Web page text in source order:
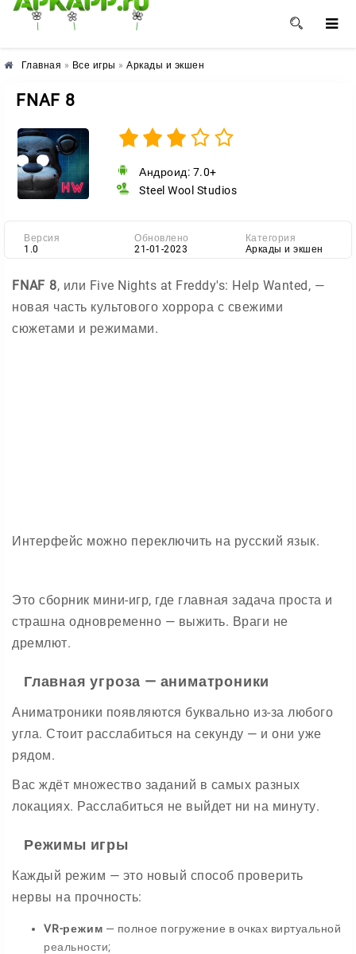
🌸 🌼 🌺
Главная » Все игры » Аркады и экшен
FNAF 8
Андроид: 7.0+
Steel Wool Studios
Версия
1.0
Обновлено
21-01-2023
Категория
Аркады и экшен
FNAF 8, или Five Nights at Freddy's: Help Wanted, —
новая часть культового хоррора с свежими
сюжетами и режимами.
Интерфейс можно переключить на русский язык.
Это сборник мини-игр, где главная задача проста и
страшна одновременно — выжить. Враги не
дремлют.
Главная угроза — аниматроники
Аниматроники появляются буквально из-за любого
угла. Стоит расслабиться на секунду — и они уже
рядом.
Вас ждёт множество заданий в самых разных
локациях. Расслабиться не выйдет ни на минуту.
Режимы игры
Каждый режим — это новый способ проверить
нервы на прочность:
VR-режим — полное погружение в очках виртуальной
реальности;